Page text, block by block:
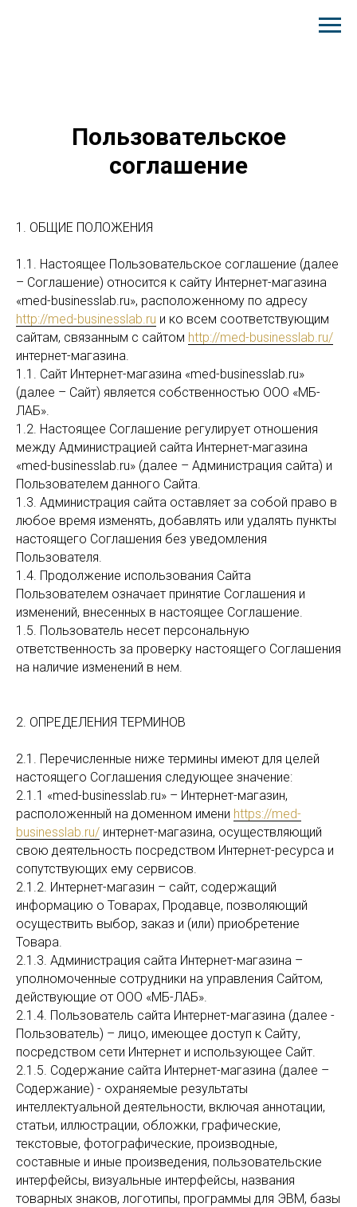
Пользовательское
соглашение
1. ОБЩИЕ ПОЛОЖЕНИЯ
1.1. Настоящее Пользовательское соглашение (далее
– Соглашение) относится к сайту Интернет-магазина
«med-businesslab.ru», расположенному по адресу
http://med-businesslab.ru и ко всем соответствующим
сайтам, связанным с сайтом http://med-businesslab.ru/
интернет-магазина.
1.1. Сайт Интернет-магазина «med-businesslab.ru»
(далее – Сайт) является собственностью ООО «МБ-
ЛАБ».
1.2. Настоящее Соглашение регулирует отношения
между Администрацией сайта Интернет-магазина
«med-businesslab.ru» (далее – Администрация сайта) и
Пользователем данного Сайта.
1.3. Администрация сайта оставляет за собой право в
любое время изменять, добавлять или удалять пункты
настоящего Соглашения без уведомления
Пользователя.
1.4. Продолжение использования Сайта
Пользователем означает принятие Соглашения и
изменений, внесенных в настоящее Соглашение.
1.5. Пользователь несет персональную
ответственность за проверку настоящего Соглашения
на наличие изменений в нем.
2. ОПРЕДЕЛЕНИЯ ТЕРМИНОВ
2.1. Перечисленные ниже термины имеют для целей
настоящего Соглашения следующее значение:
2.1.1 «med-businesslab.ru» – Интернет-магазин,
расположенный на доменном имени https://med-
businesslab.ru/ интернет-магазина, осуществляющий
свою деятельность посредством Интернет-ресурса и
сопутствующих ему сервисов.
2.1.2. Интернет-магазин – сайт, содержащий
информацию о Товарах, Продавце, позволяющий
осуществить выбор, заказ и (или) приобретение
Товара.
2.1.3. Администрация сайта Интернет-магазина –
уполномоченные сотрудники на управления Сайтом,
действующие от ООО «МБ-ЛАБ».
2.1.4. Пользователь сайта Интернет-магазина (далее -
Пользователь) – лицо, имеющее доступ к Сайту,
посредством сети Интернет и использующее Сайт.
2.1.5. Содержание сайта Интернет-магазина (далее –
Содержание) - охраняемые результаты
интеллектуальной деятельности, включая аннотации,
статьи, иллюстрации, обложки, графические,
текстовые, фотографические, производные,
составные и иные произведения, пользовательские
интерфейсы, визуальные интерфейсы, названия
товарных знаков, логотипы, программы для ЭВМ, базы